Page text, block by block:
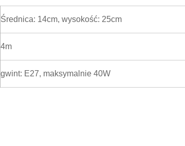
Średnica: 14cm, wysokość: 25cm
4m
gwint: E27, maksymalnie 40W